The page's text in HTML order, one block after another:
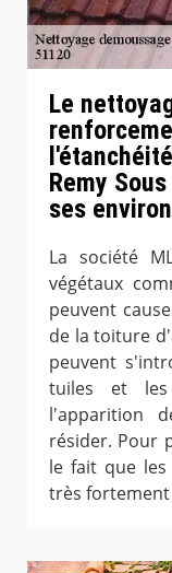
Le
Remy
ses
La société
végétaux
peuvent
de la toiture
peuvent
tuiles et les
l'apparition
résider. Pour
le fait que
très fortement